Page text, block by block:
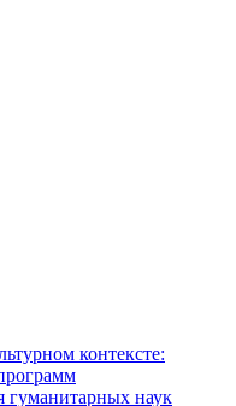
контексте:
гуманитарных наук